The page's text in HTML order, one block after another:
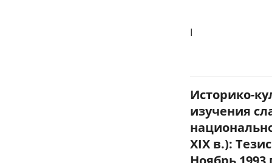
I
Историко-
изучения
XIX в.):